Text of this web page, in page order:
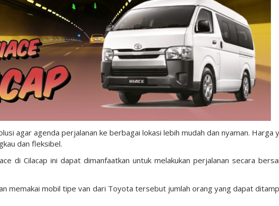
agar agenda perjalanan ke berbagai lokasi lebih mudah dan nyaman. Harga
dan fleksibel.
di Cilacap ini dapat dimanfaatkan untuk melakukan perjalanan secara
memakai mobil tipe van dari Toyota tersebut jumlah orang yang dapat